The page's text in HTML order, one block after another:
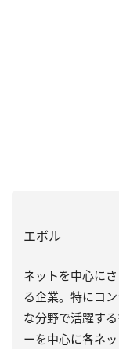
エボル
ネットを中心に
る企業。特にコ
な分野で活躍す
ーを中心に各ネ